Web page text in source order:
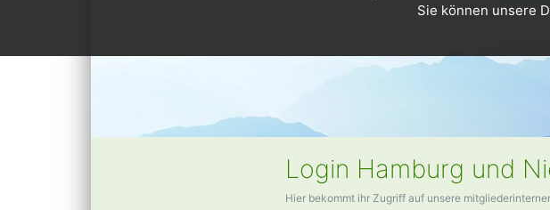
Login Hamburg und
Hier bekommt ihr Zugriff auf unsere
Sie können unsere